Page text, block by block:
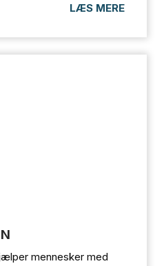
LÆS MERE
mennesker med